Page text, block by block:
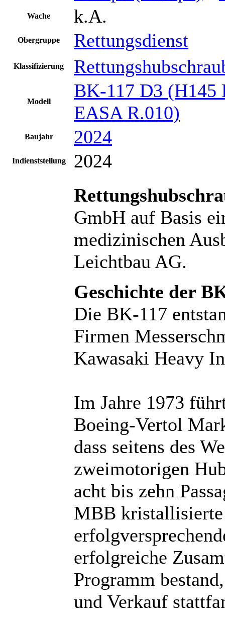
Wache k.A.
Obergruppe Rettungsdienst
Klassifizierung
Modell
BK-117 D3
EASA R.010)
Baujahr 2024
Indienststellung
2024
GmbH auf Basis
medizinischen
Leichtbau AG.
Geschichte der
Die BK-117
Firmen
Kawasaki Heavy
Im Jahre 1973
Boeing-Vertol
dass seitens des
zweimotorigen
acht bis zehn
MBB
erfolgreiche
Programm
und Verkauf